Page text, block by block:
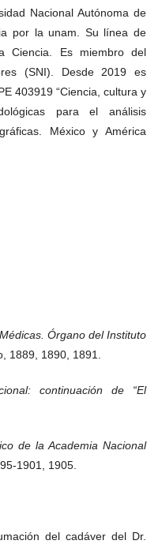
Nacional Autónoma de
por la unam. Su línea de
Ciencia. Es miembro del
(SNI). Desde 2019 es
403919 “Ciencia, cultura y
para el análisis
México y América
Órgano del Instituto
1889, 1890, 1891.
continuación de “El
de la Academia Nacional
1901, 1905.
del cadáver del Dr.